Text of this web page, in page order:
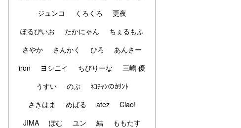
ジュンコ
くろくろ
更夜
ぽるぴいお
たかにゃん
ちぇるもふ
さやか
さんかく ひろ
あんさー
iron
ヨシニイ ちびりーな
三嶋 優
うすい
のぶ
ﾈｺﾁｬﾝのｶﾘﾝﾄ
さきはま
めばる atez
Ciao!
JIMA
ぽむ ユン 結
ももたす